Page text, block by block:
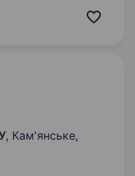
, Кам'янське,